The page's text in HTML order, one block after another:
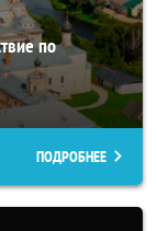
по
ПОДРОБНЕЕ